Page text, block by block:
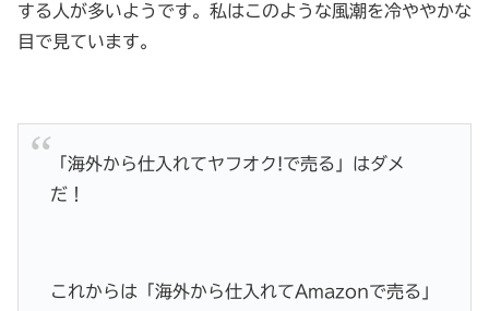
する人が多いようです。私はこのような風潮を冷ややかな
目で見ています。
「海外から仕入れてヤフオク!で売る」はダメ
だ！
これからは「海外から仕入れてAmazonで売る」